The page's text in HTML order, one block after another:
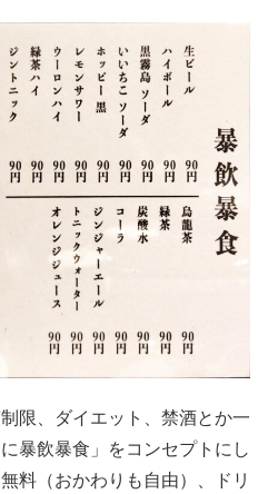
限、ダイエット、禁酒とか一
暴飲暴食」をコンセプトにし
料（おかわりも自由）、ドリ